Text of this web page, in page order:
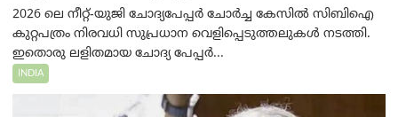
2026 ലെ നീറ്റ്-യുജി ചോദ്യപേപ്പർ ചോർച്ച കേസിൽ സിബിഐ
കുറ്റപത്രം നിരവധി സുപ്രധാന വെളിപ്പെടുത്തലുകൾ നടത്തി.
ഇതൊരു ലളിതമായ ചോദ്യ പേപ്പർ...
INDIA